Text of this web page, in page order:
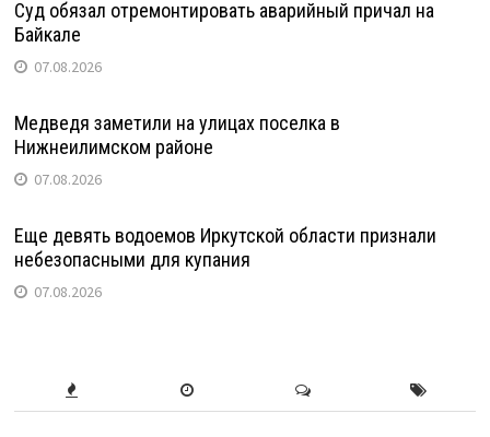
Суд обязал отремонтировать аварийный причал на
Байкале
07.08.2026
Медведя заметили на улицах поселка в
Нижнеилимском районе
07.08.2026
Еще девять водоемов Иркутской области признали
небезопасными для купания
07.08.2026